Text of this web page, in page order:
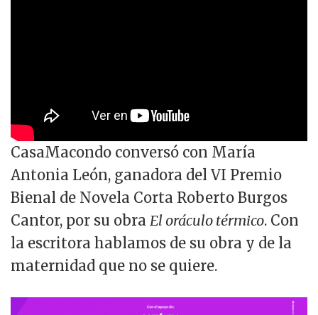
CasaMacondo conversó con María
Antonia León, ganadora del VI Premio
Bienal de Novela Corta Roberto Burgos
Cantor, por su obra El oráculo térmico. Con
la escritora hablamos de su obra y de la
maternidad que no se quiere.